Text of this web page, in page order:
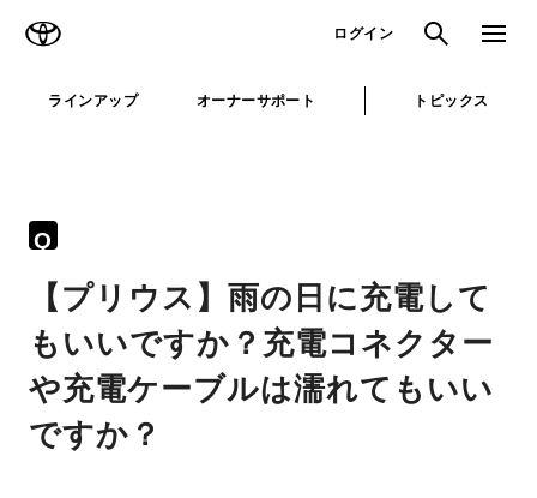
ログイン 検索 メニュ
ラインアップ オーナーサポート トピックス
Q
【プリウス】雨の日に充電して
もいいですか？充電コネクター
や充電ケーブルは濡れてもいい
ですか？